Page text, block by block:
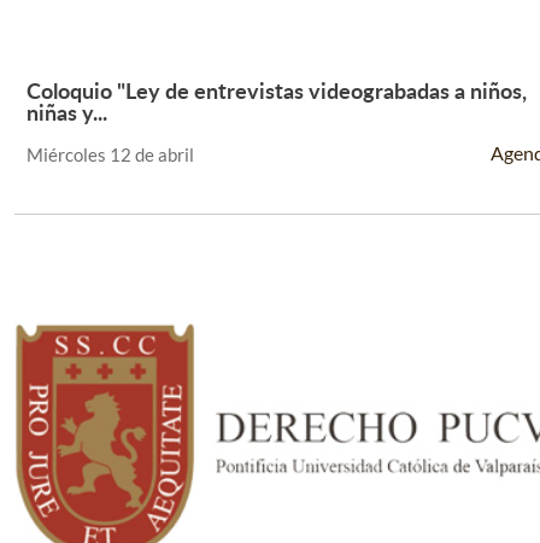
Leer Más +
Coloquio "Ley de entrevistas videograbadas a niños,
niñas y...
Miércoles 12 de abril